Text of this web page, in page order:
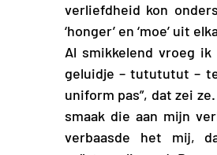
verliefdheid kon
‘honger’ en ‘moe’ uit
Al smikkelend vroeg
geluidje – tutututut –
uniform pas”, dat zei
smaak die aan mijn
verbaasde het mij,